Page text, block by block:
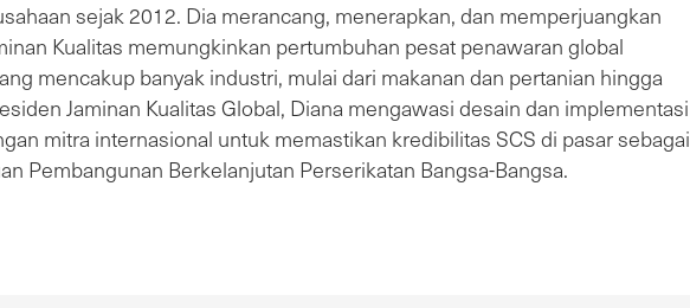
sejak 2012. Dia merancang, menerapkan, dan memperjuangkan
Kualitas memungkinkan pertumbuhan pesat penawaran global
mencakup banyak industri, mulai dari makanan dan pertanian hingga
Jaminan Kualitas Global, Diana mengawasi desain dan implementasi
mitra internasional untuk memastikan kredibilitas SCS di pasar sebagai
Pembangunan Berkelanjutan Perserikatan Bangsa-Bangsa.